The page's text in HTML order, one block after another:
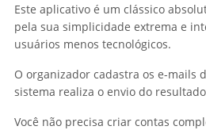
Este aplicativo é um clássico
pela sua simplicidade extrema e
usuários menos tecnológicos.
O organizador cadastra os e-mails
sistema realiza o envio do
Você não precisa criar contas